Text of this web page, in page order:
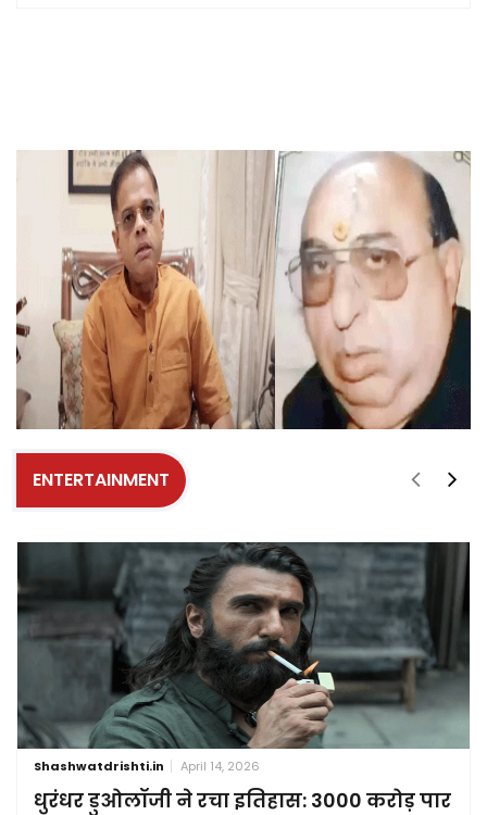
ENTERTAINMENT
Shashwatdrishti.in April 14, 2026
धुरंधर डुओलॉजी ने रचा इतिहास: 3000 करोड़ पार